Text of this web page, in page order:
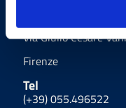
Indirizzo
Via Giulio Cesare
Firenze
Tel
(+39) 055.496522